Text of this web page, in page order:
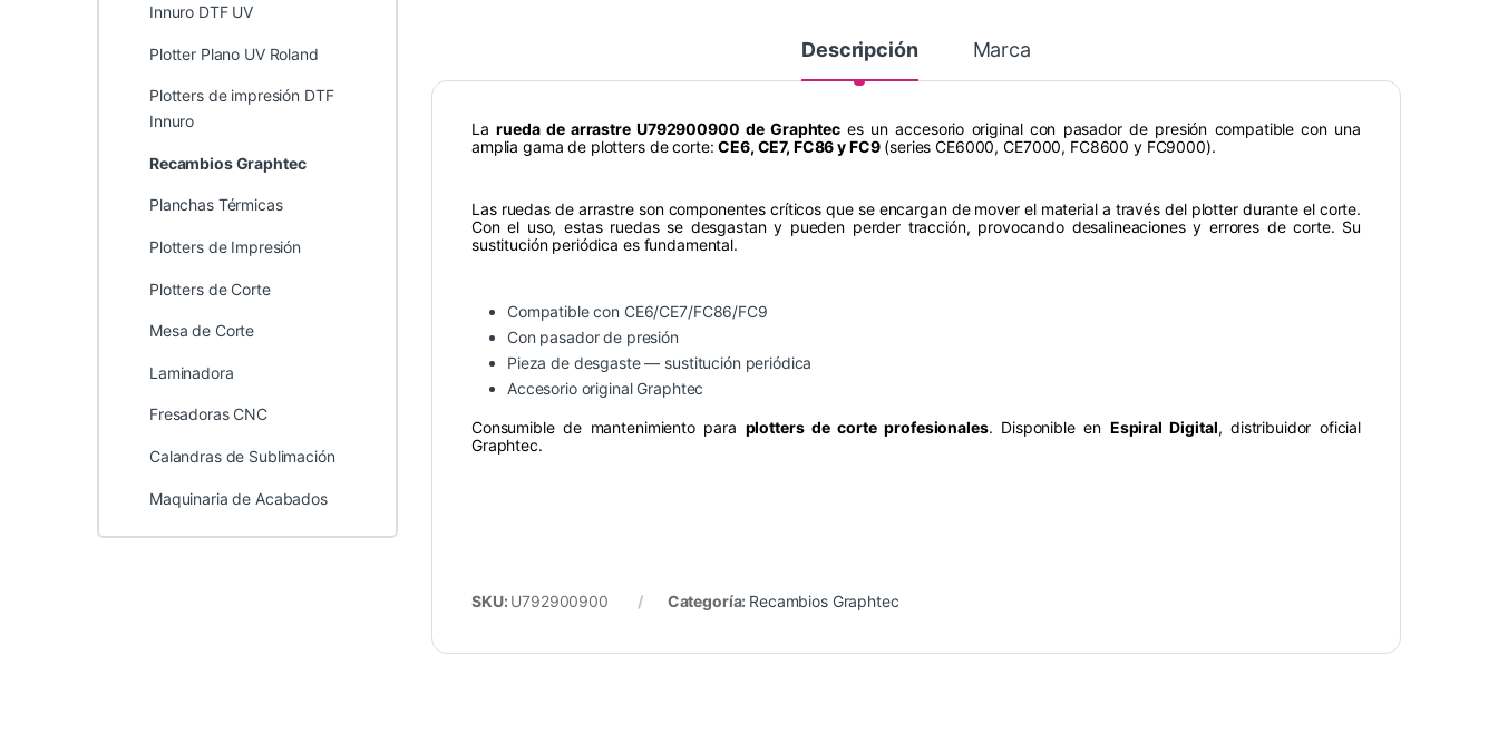
Descripción Marca
Larueda de arrastre U792900900 de Graphteces un accesorio original con pasador de presión compatible con una
amplia gama de plotters de corte:CE6, CE7, FC86 y FC9(series CE6000, CE7000, FC8600 y FC9000).
Las ruedas de arrastre son componentes críticos que se encargan de mover el material a través del plotter durante el corte.
Con el uso, estas ruedas se desgastan y pueden perder tracción, provocando desalineaciones y errores de corte. Su
sustitución periódica es fundamental.
Compatible con CE6/CE7/FC86/FC9
Con pasador de presión
Pieza de desgaste — sustitución periódica
Accesorio original Graphtec
Consumible de mantenimiento para plotters de corte profesionales. Disponible en Espiral Digital, distribuidor oficial
Graphtec.
SKU: U792900900 Categoría: Recambios Graphtec
Innuro DTF UV
Plotter Plano UV Roland
Plotters de impresión DTF
Innuro
Recambios Graphtec
Planchas Térmicas
Plotters de Impresión
Plotters de Corte
Mesa de Corte
Laminadora
Fresadoras CNC
Calandras de Sublimación
Maquinaria de Acabados